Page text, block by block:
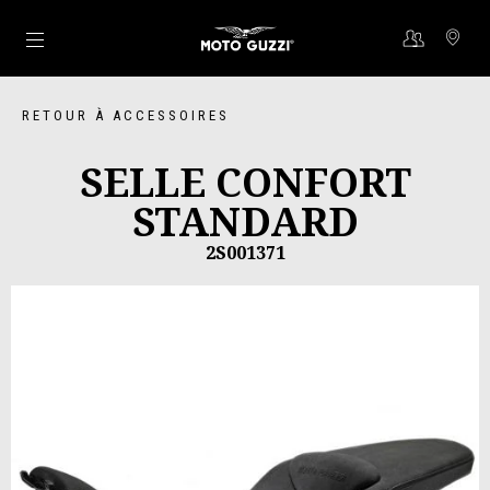
Aller au contenu principal
RETOUR À ACCESSOIRES
SELLE CONFORT
STANDARD
2S001371